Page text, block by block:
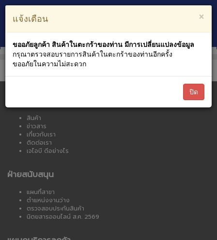
หมวดหมู่สินค้า
×
แจ้งเตือน
ขออภัยลูกค้า สินค้าในตะกร้าของท่าน มีการเปลี่ยนแปลงข้อมูล
กรุณาตรวจสอบรายการสินค้าในตะกร้าของท่านอีกครั้ง
ขออภัยในความไม่สะดวก
ปิด
สินค้า
ข่าวสาร
เกี่ยวกับเรา
ติดต่อเรา
เจไอบี ดีอย่างไร
ฝ่ายสนับสนุน
แผนที่สาขา
ตำแหน่งงานว่าง
ตรวจสอบประกันสินค้า
นิตยสารออนไลน์ ส.ค. 2569